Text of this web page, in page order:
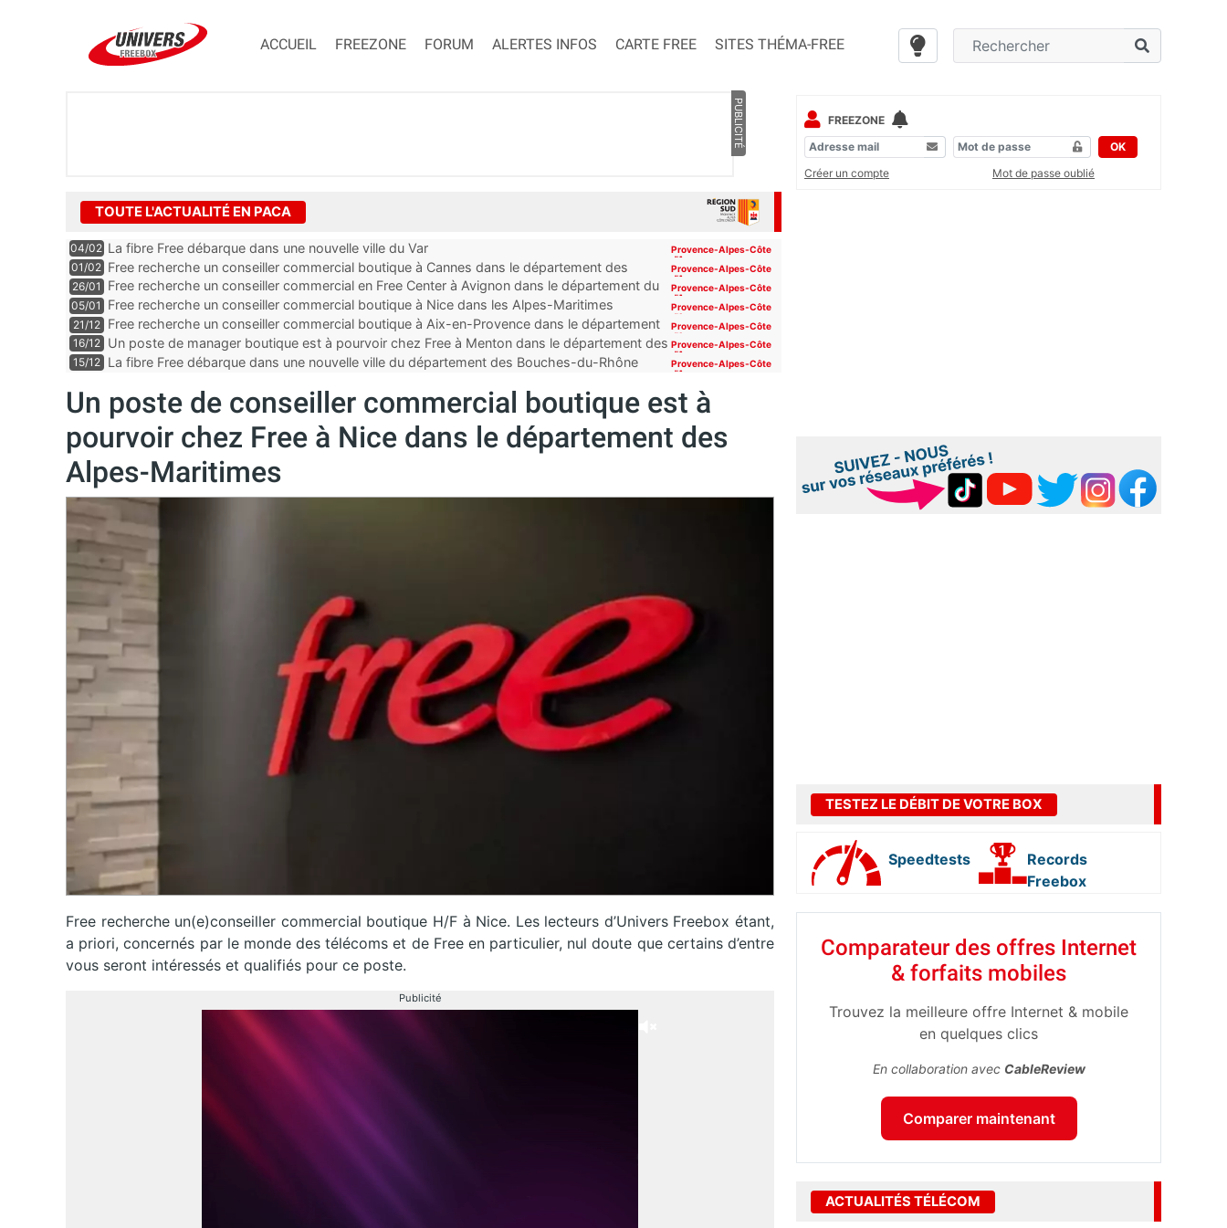
ACCUEIL FREEZONE FORUM ALERTES INFOS CARTE FREE SITES THÉMA-FREE
PUBLICITÉ
TOUTE L'ACTUALITÉ EN PACA
04/02 La fibre Free débarque dans une nouvelle ville du Var
Provence-Alpes-Côte
d'Azur
01/02 Free recherche un conseiller commercial boutique à Cannes dans le département des
Alpes-Maritimes
Provence-Alpes-Côte
d'Azur
26/01
Free recherche un conseiller commercial en Free Center à Avignon dans le département du
Vaucluse
Provence-Alpes-Côte
d'Azur
05/01 Free recherche un conseiller commercial boutique à Nice dans les Alpes-Maritimes
Provence-Alpes-Côte
d'Azur
21/12
Free recherche un conseiller commercial boutique à Aix-en-Provence dans le département
des Bouches-du-Rhône
Provence-Alpes-Côte
d'Azur
16/12
Un poste de manager boutique est à pourvoir chez Free à Menton dans le département des
Alpes-Maritimes
Provence-Alpes-Côte
d'Azur
15/12 La fibre Free débarque dans une nouvelle ville du département des Bouches-du-Rhône
Provence-Alpes-Côte
d'Azur
Un poste de conseiller commercial boutique est à
pourvoir chez Free à Nice dans le département des
Alpes-Maritimes
Free recherche un(e)conseiller commercial boutique H/F à Nice. Les lecteurs d’Univers Freebox étant,
a priori, concernés par le monde des télécoms et de Free en particulier, nul doute que certains d’entre
vous seront intéressés et qualifiés pour ce poste.
Publicité
FREEZONE
OK
Créer un compte
Mot de passe oublié
TESTEZ LE DÉBIT DE VOTRE BOX
Speedtests
Records
Freebox
Comparateur des offres Internet
& forfaits mobiles
Trouvez la meilleure offre Internet & mobile
en quelques clics
En collaboration avec CableReview
Comparer maintenant
ACTUALITÉS TÉLÉCOM